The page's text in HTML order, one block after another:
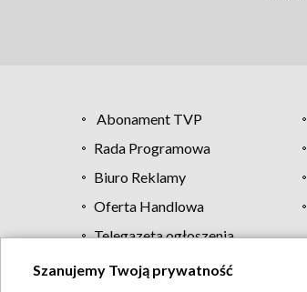
Abonament TVP
Rada Programowa
Biuro Reklamy
Oferta Handlowa
Telegazeta ogłoszenia
Szanujemy Twoją prywatność